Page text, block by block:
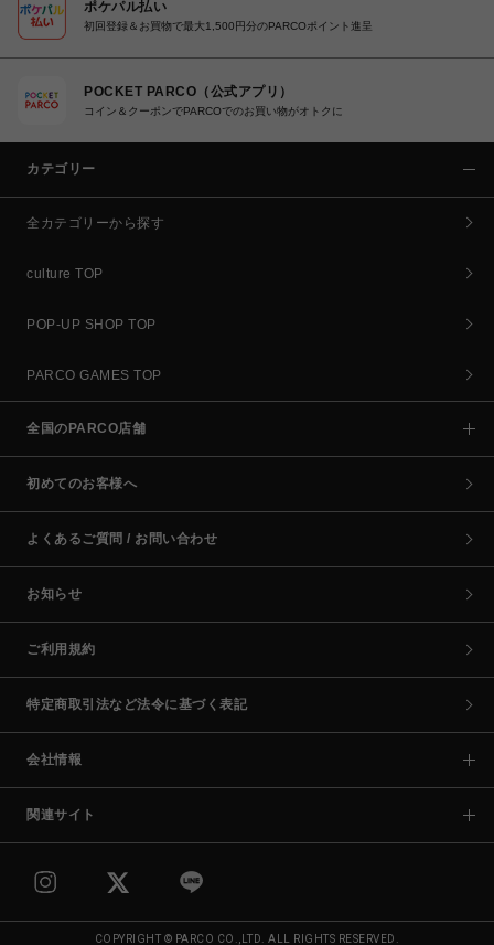
ポケパル払い
初回登録＆お買物で最大1,500円分のPARCOポイント進呈
POCKET PARCO（公式アプリ）
コイン＆クーポンでPARCOでのお買い物がオトクに
カテゴリー
全カテゴリーから探す
culture TOP
POP-UP SHOP TOP
PARCO GAMES TOP
全国のPARCO店舗
初めてのお客様へ
よくあるご質問 / お問い合わせ
お知らせ
ご利用規約
特定商取引法など法令に基づく表記
会社情報
関連サイト
COPYRIGHT © PARCO CO.,LTD. ALL RIGHTS RESERVED.